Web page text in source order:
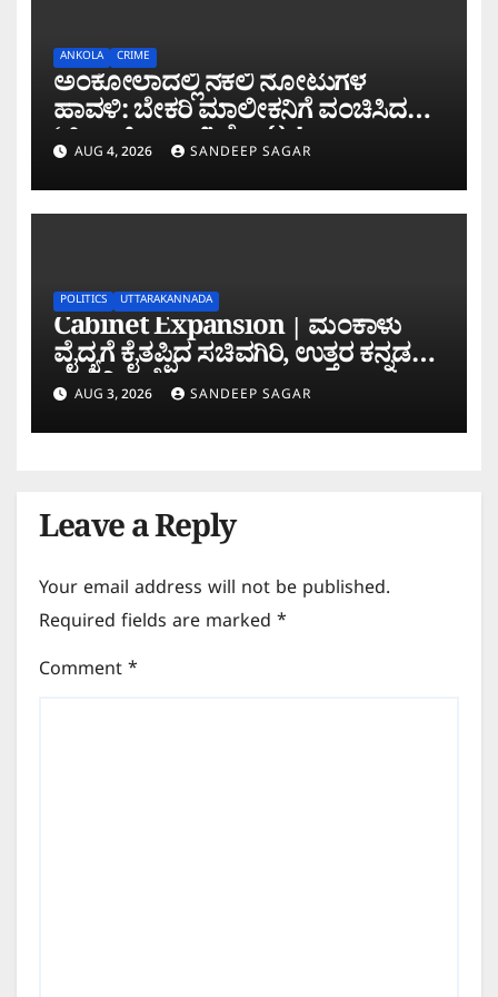
ANKOLA CRIME
ಅಂಕೋಲಾದಲ್ಲಿ ನಕಲಿ ನೋಟುಗಳ
ಹಾವಳಿ: ಬೇಕರಿ ಮಾಲೀಕನಿಗೆ ವಂಚಿಸಿದ
‘ಚಿಲ್ಡ್ರನ್ ಬ್ಯಾಂಕ್’ ನೋಟು!
AUG 4, 2026 SANDEEP SAGAR
POLITICS UTTARAKANNADA
Cabinet Expansion | ಮಂಕಾಳು
ವೈದ್ಯಗೆ ಕೈತಪ್ಪಿದ ಸಚಿವಗಿರಿ, ಉತ್ತರ ಕನ್ನಡಕ್ಕೆ
ಮತ್ತೆ ನಿರಾಸೆ!
AUG 3, 2026 SANDEEP SAGAR
Leave a Reply
Your email address will not be published.
Required fields are marked *
Comment *